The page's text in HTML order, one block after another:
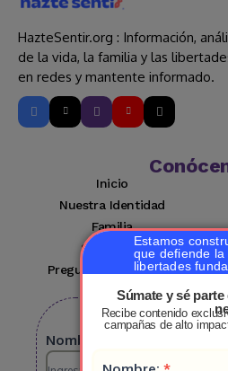
HazteSentir.org : Información,
de la vida, la familia y las
en redes y mantente informado.
Inicio
Nuestra Identidad
Familia
Suscríbete
Preguntas Frecuentes
Suscribete a
Suscripcion
Nombre:
Estamos
que defiende
libertades
Súmate y sé
Recibe contenido
campañas de alto